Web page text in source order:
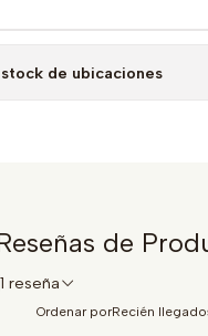
de ubicaciones
de
1 reseña
Ordenar porRecién